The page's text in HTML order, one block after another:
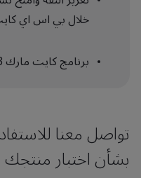
خلال بي اس اي
برنامج كايت مارك SP203 المعتمد لدى بافي.
تواصل معنا
بشأن اختبار